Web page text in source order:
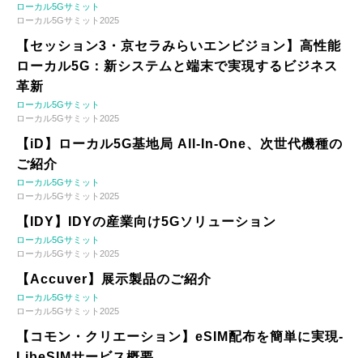
ローカル5Gサミット
ローカル5Gサミット2025
【セッション3・京セラみらいエンビジョン】高性能
ローカル5G：新システムと端末で実現するビジネス
革新
ローカル5Gサミット
ローカル5Gサミット2025
【iD】ローカル5G基地局 All-In-One、次世代機種の
ご紹介
ローカル5Gサミット
ローカル5Gサミット2025
【IDY】IDYの産業向け5Gソリューション
ローカル5Gサミット
ローカル5Gサミット2025
【Accuver】展示製品のご紹介
ローカル5Gサミット
ローカル5Gサミット2025
【コモン・クリエーション】eSIM配布を簡単に実現-